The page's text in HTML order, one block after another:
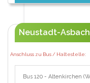
Neustadt-
Anschluss zu Bus / Haltestelle:
Bus 120 - Altenkirchen